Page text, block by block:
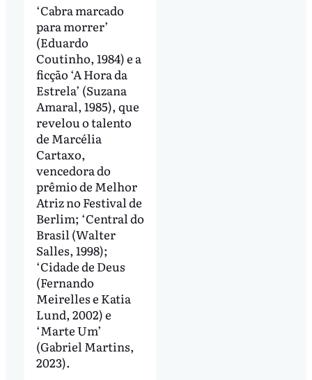
‘Cabra marcado
para morrer’
(Eduardo
Coutinho, 1984) e a
ficção ‘A Hora da
Estrela’ (Suzana
Amaral, 1985), que
revelou o talento
de Marcélia
Cartaxo,
vencedora do
prêmio de Melhor
Atriz no Festival de
Berlim; ‘Central do
Brasil (Walter
Salles, 1998);
‘Cidade de Deus
(Fernando
Meirelles e Katia
Lund, 2002) e
‘Marte Um’
(Gabriel Martins,
2023).